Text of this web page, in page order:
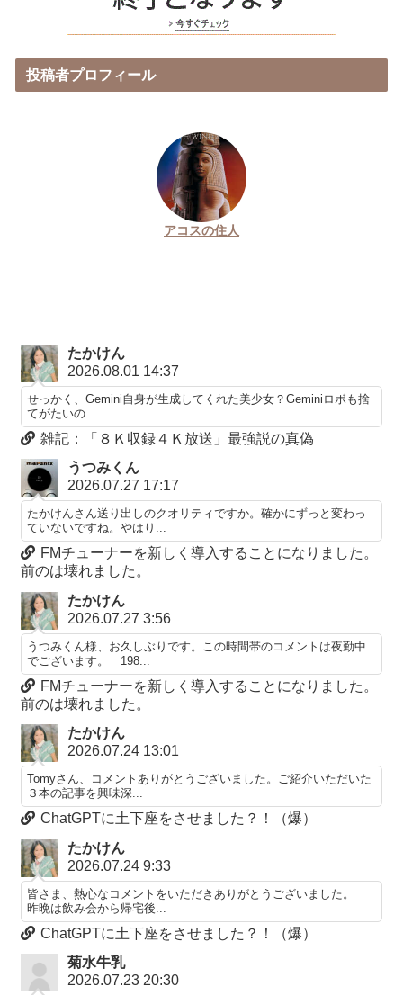
投稿者プロフィール
アコスの住人
たかけん
2026.08.01 14:37
せっかく、Gemini自身が生成してくれた美少女？Geminiロボも捨
てがたいの...
雑記：「８Ｋ収録４Ｋ放送」最強説の真偽
うつみくん
2026.07.27 17:17
たかけんさん送り出しのクオリティですか。確かにずっと変わっ
ていないですね。やはり...
FMチューナーを新しく導入することになりました。
前のは壊れました。
たかけん
2026.07.27 3:56
うつみくん様、お久しぶりです。この時間帯のコメントは夜勤中
でございます。 198...
FMチューナーを新しく導入することになりました。
前のは壊れました。
たかけん
2026.07.24 13:01
Tomyさん、コメントありがとうございました。ご紹介いただいた
３本の記事を興味深...
ChatGPTに土下座をさせました？！（爆）
たかけん
2026.07.24 9:33
皆さま、熱心なコメントをいただきありがとうございました。
昨晩は飲み会から帰宅後...
ChatGPTに土下座をさせました？！（爆）
菊水牛乳
2026.07.23 20:30